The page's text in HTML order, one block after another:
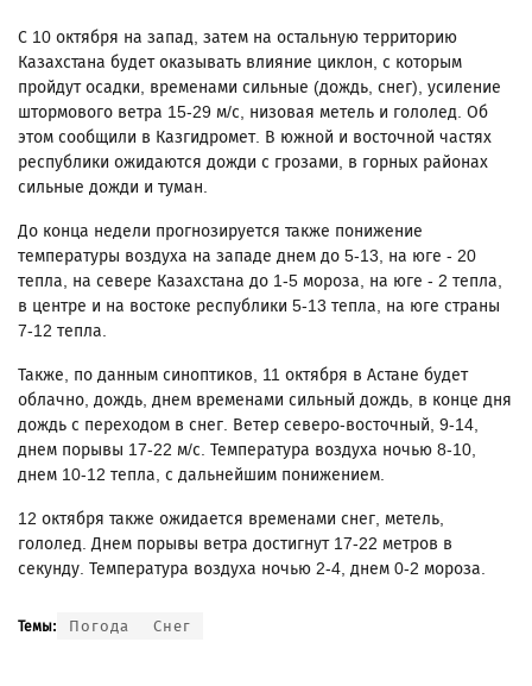
С 10 октября на запад, затем на остальную территорию
Казахстана будет оказывать влияние циклон, с которым
пройдут осадки, временами сильные (дождь, снег), усиление
штормового ветра 15-29 м/с, низовая метель и гололед. Об
этом сообщили в Казгидромет. В южной и восточной частях
республики ожидаются дожди с грозами, в горных районах
сильные дожди и туман.
До конца недели прогнозируется также понижение
температуры воздуха на западе днем до 5-13, на юге - 20
тепла, на севере Казахстана до 1-5 мороза, на юге - 2 тепла,
в центре и на востоке республики 5-13 тепла, на юге страны
7-12 тепла.
Также, по данным синоптиков, 11 октября в Астане будет
облачно, дождь, днем временами сильный дождь, в конце дня
дождь с переходом в снег. Ветер северо-восточный, 9-14,
днем порывы 17-22 м/с. Температура воздуха ночью 8-10,
днем 10-12 тепла, с дальнейшим понижением.
12 октября также ожидается временами снег, метель,
гололед. Днем порывы ветра достигнут 17-22 метров в
секунду. Температура воздуха ночью 2-4, днем 0-2 мороза.
Темы: Погода Снег